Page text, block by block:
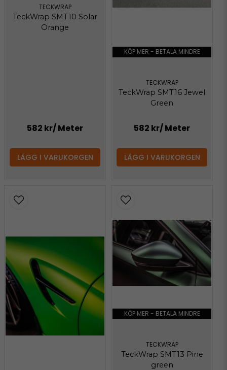
TECKWRAP
TeckWrap SMT10 Solar
Orange
582 kr/ Meter
LÄGG I VARUKORGEN
KÖP MER - BETALA MINDRE
TECKWRAP
TeckWrap SMT16 Jewel
Green
582 kr/ Meter
LÄGG I VARUKORGEN
KÖP MER - BETALA MINDRE
TECKWRAP
TeckWrap SMT13 Pine
green